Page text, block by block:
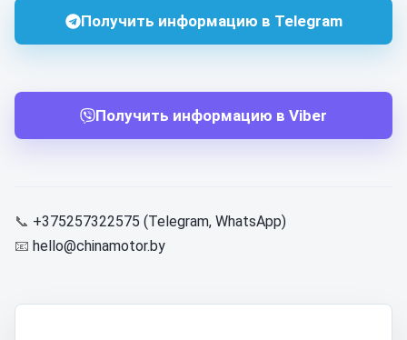
Получить информацию в Telegram
Получить информацию в Viber
📞 +375257322575 (Telegram, WhatsApp)
📧 hello@chinamotor.by